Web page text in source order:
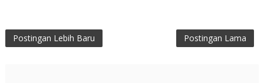
Postingan Lebih Baru Postingan Lama